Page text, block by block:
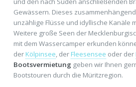
Gewässern. Dieses
unzählige Flüsse und idyllische Kanäle
Weitere große Seen der
mit dem Wassercamper erkunden
derKölpinsee, derFleesensee oder der
Bootsvermietung geben wir Ihnen
Bootstouren durch die Müritzregion.